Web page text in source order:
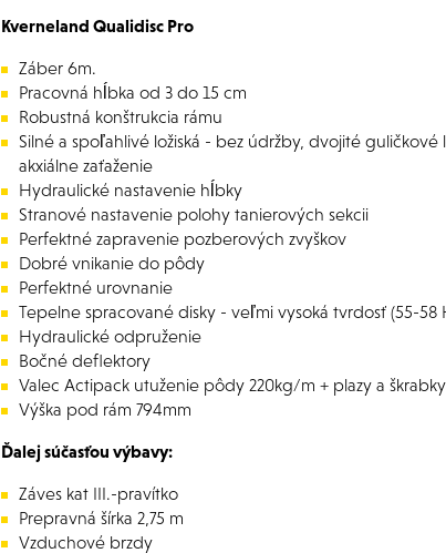
Kverneland Qualidisc Pro
Záber 6m.
Pracovná hĺbka od 3 do 15 cm
Robustná konštrukcia rámu
Silné a spoľahlivé ložiská - bez údržby, dvojité guličkové
akxiálne zaťaženie
Hydraulické nastavenie hĺbky
Stranové nastavenie polohy tanierových sekcii
Perfektné zapravenie pozberových zvyškov
Dobré vnikanie do pôdy
Perfektné urovnanie
Tepelne spracované disky - veľmi vysoká tvrdosť (55-58
Hydraulické odpruženie
Bočné deflektory
Valec Actipack utuženie pôdy 220kg/m + plazy a škrabky
Výška pod rám 794mm
Ďalej súčasťou výbavy:
Záves kat III.-pravítko
Prepravná šírka 2,75 m
Vzduchové brzdy